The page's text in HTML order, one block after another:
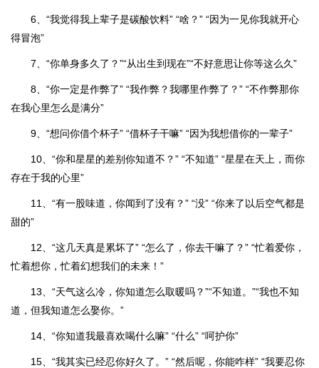
6、“我觉得我上辈子是碳酸饮料” “啥？” “因为一见你我就开心
得冒泡”
7、“你单身多久了？”“从出生到现在”“不好意思让你等这么久”
8、“你一定是作弊了” “我作弊？我哪里作弊了？” “不作弊那你
在我心里怎么是满分”
9、“想问你借个杯子” “借杯子干嘛” “因为我想借你的一辈子”
10、“你和星星的差别你知道不？” “不知道” “星星在天上，而你
存在于我的心里”
11、“有一股味道，你闻到了没有？” “没” “你来了以后空气都是
甜的”
12、“这几天真是累坏了” “怎么了，你去干嘛了？” “忙着爱你，
忙着想你，忙着幻想我们的未来！”
13、“天气这么冷，你知道怎么取暖吗？”“不知道。”“我也不知
道，但我知道怎么娶你。”
14、“你知道我最喜欢喝什么嘛” “什么” “呵护你”
15、“我其实已经忍你好久了。” “然后呢，你能咋样” “我要忍你